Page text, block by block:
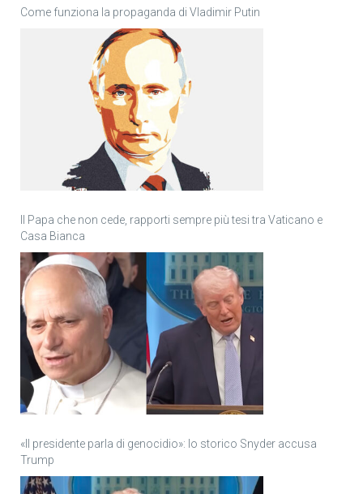
Come funziona la propaganda di Vladimir Putin
Il Papa che non cede, rapporti sempre più tesi tra Vaticano e
Casa Bianca
«Il presidente parla di genocidio»: lo storico Snyder accusa
Trump